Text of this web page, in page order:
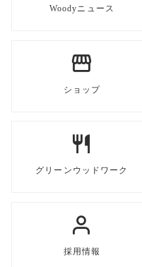
Woodyニュース
ショップ
グリーンウッドワーク
採用情報